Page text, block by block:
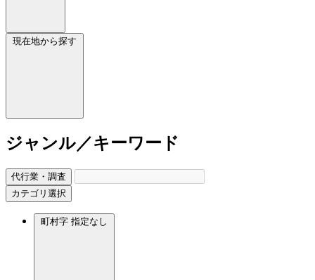
現在地から探す
ジャンル／キーワード
代行業・調査
カテゴリ選択
町村字 指定なし